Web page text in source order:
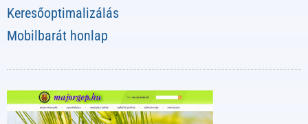
Keresőoptimalizálás
Mobilbarát honlap